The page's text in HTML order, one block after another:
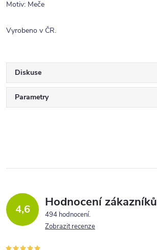
Motiv: Meče
Vyrobeno v ČR.
Diskuse
Parametry
4,6 Hodnocení zákazníků
494 hodnocení
Zobrazit recenze